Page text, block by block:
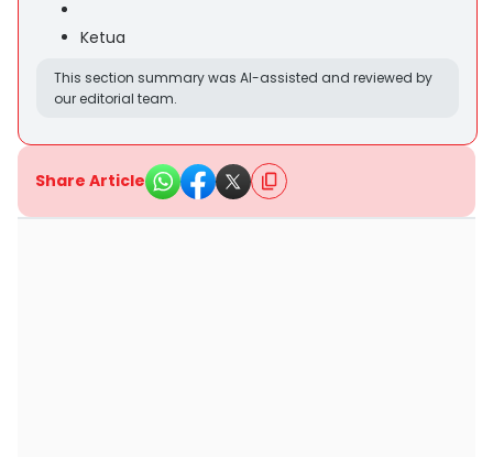
Ketua
This section summary was AI-assisted and reviewed by
our editorial team.
Share Article